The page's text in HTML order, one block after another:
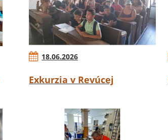
18.06.2026
Exkurzia v Revúcej